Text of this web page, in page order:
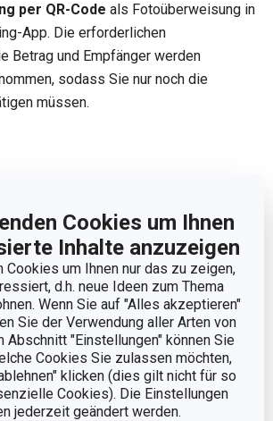
Cookies um Ihnen
Inhalte anzuzeigen
Cookies um Ihnen nur das zu zeigen,
d.h. neue Ideen zum Thema
Wenn Sie auf "Alles akzeptieren"
Sie der Verwendung aller Arten von
Abschnitt "Einstellungen" können Sie
Cookies Sie zulassen möchten,
klicken (dies gilt nicht für so
Cookies). Die Einstellungen
jederzeit geändert werden.
per QR-Code als Fotoüberweisung in
App. Die erforderlichen
Betrag und Empfänger werden
sodass Sie nur noch die
müssen.
bezahlen möchten, werden Sie nach
direkt an PayPal weitergeleitet. Alle
werden gesichert an PayPal
Sie die Zahlung sicher und einfach
ganz so wie Sie es von PayPal